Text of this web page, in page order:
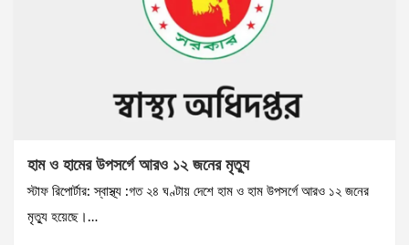
হাম ও হামের উপসর্গে আরও ১২ জনের মৃত্যু
স্টাফ রিপোর্টার: স্বাস্থ্য :গত ২৪ ঘণ্টায় দেশে হাম ও হাম উপসর্গে আরও ১২ জনের
মৃত্যু হয়েছে।…